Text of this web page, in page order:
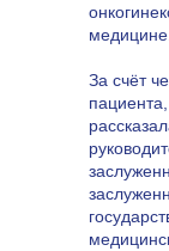
медицине.
За счёт